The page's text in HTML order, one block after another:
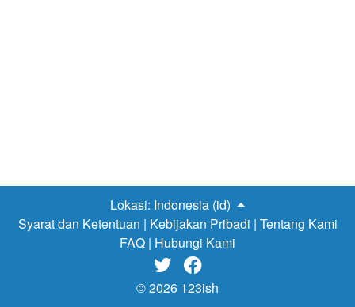
Lokasi: Indonesia (id)
Syarat dan Ketentuan | Kebijakan Pribadi | Tentang Kami
FAQ | Hubungi Kami
 
© 2026 123ish